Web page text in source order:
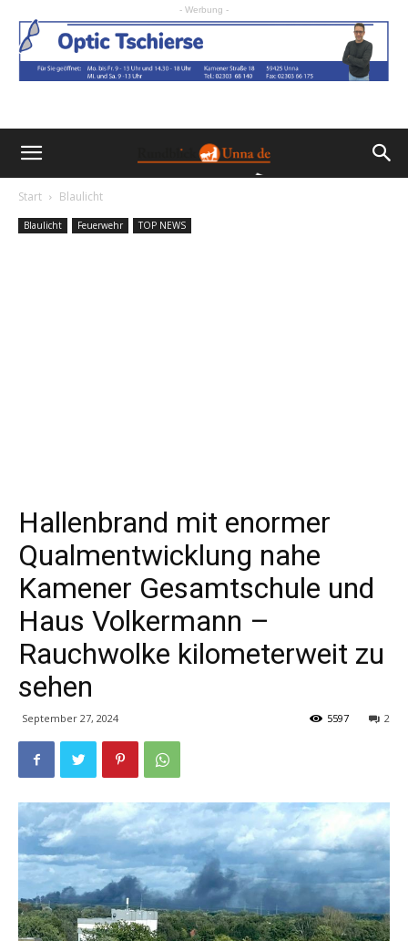
- Werbung -
Start Blaulicht
Blaulicht Feuerwehr TOP NEWS
Hallenbrand mit enormer
Qualmentwicklung nahe
Kamener Gesamtschule und
Haus Volkermann –
Rauchwolke kilometerweit zu
sehen
September 27, 2024 2
5597